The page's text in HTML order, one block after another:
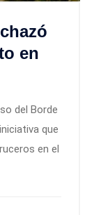
en
del Borde
que
en el